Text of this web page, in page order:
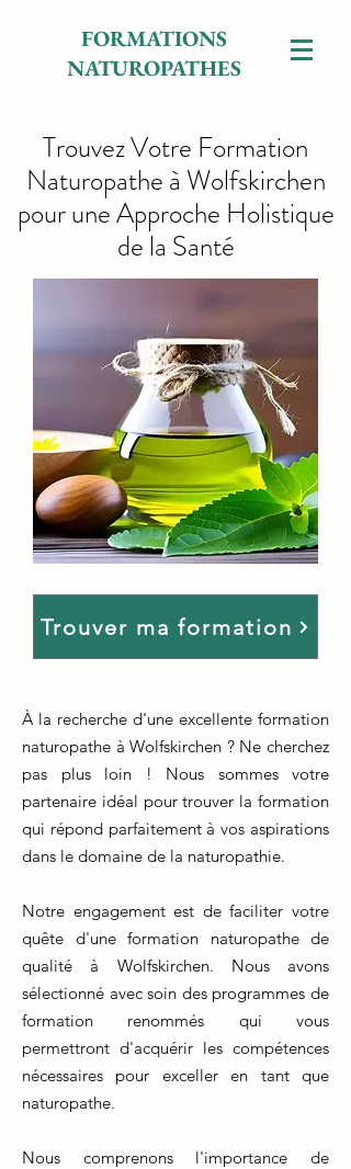
FORMATIONS
NATUROPATHES
Trouvez Votre Formation
Naturopathe à Wolfskirchen
pour une Approche Holistique
de la Santé
Trouver ma formation
À la recherche d'une excellente formation
naturopathe à Wolfskirchen ? Ne cherchez
pas plus loin ! Nous sommes votre
partenaire idéal pour trouver la formation
qui répond parfaitement à vos aspirations
dans le domaine de la naturopathie.
Notre engagement est de faciliter votre
quête d'une formation naturopathe de
qualité à Wolfskirchen. Nous avons
sélectionné avec soin des programmes de
formation renommés qui vous
permettront d'acquérir les compétences
nécessaires pour exceller en tant que
naturopathe.
Nous comprenons l'importance de